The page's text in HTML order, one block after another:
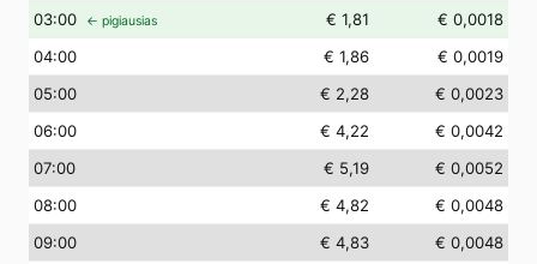
03:00 ← pigiausias € 1,81
€ 0,0018
04:00 € 1,86
€ 0,0019
05:00 € 2,28
€ 0,0023
06:00 € 4,22
€ 0,0042
07:00 € 5,19
€ 0,0052
08:00 € 4,82
€ 0,0048
09:00 € 4,83
€ 0,0048